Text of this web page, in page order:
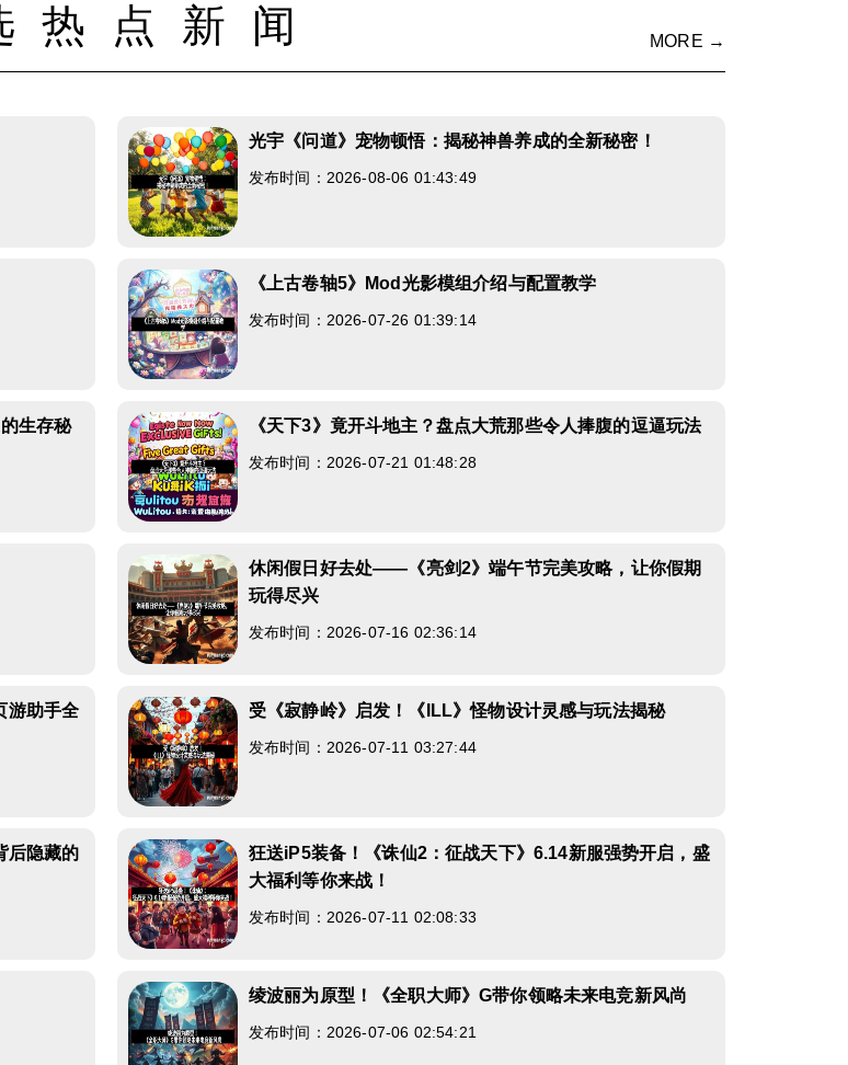
热点新闻 MORE →
光宇《问道》宠物顿悟：揭秘神兽养成的全新秘密！
发布时间：2026-08-06 01:43:49
《上古卷轴5》Mod光影模组介绍与配置教学
发布时间：2026-07-26 01:39:14
生存秘
《天下3》竟开斗地主？盘点大荒那些令人捧腹的逗逼玩法
发布时间：2026-07-21 01:48:28
休闲假日好去处——《亮剑2》端午节完美攻略，让你假期
玩得尽兴
发布时间：2026-07-16 02:36:14
游助手全
受《寂静岭》启发！《ILL》怪物设计灵感与玩法揭秘
发布时间：2026-07-11 03:27:44
后隐藏的
狂送iP5装备！《诛仙2：征战天下》6.14新服强势开启，盛
大福利等你来战！
发布时间：2026-07-11 02:08:33
绫波丽为原型！《全职大师》G带你领略未来电竞新风尚
发布时间：2026-07-06 02:54:21